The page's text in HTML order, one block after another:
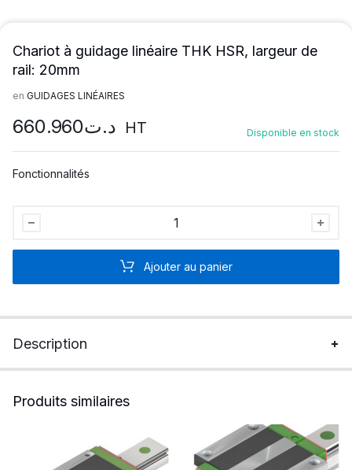
Chariot à guidage linéaire THK HSR, largeur de
rail: 20mm
en GUIDAGES LINÉAIRES
د.ت660.960 HT Disponible en stock
Fonctionnalités
HSR,
de
rail:
20mm
Ajouter au panier
Description
Produits similaires